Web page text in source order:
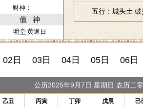
财神：
值 神
明堂 黄道日
五行：城头土
02日 03日 04日 05日 06日
公历2025年9月7日 星期日 农历二
乙丑 丙寅 丁卯 戊辰 己